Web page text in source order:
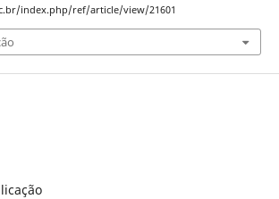
index.php/ref/article/view/21601